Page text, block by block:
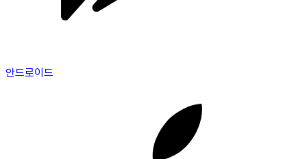
안드로이드